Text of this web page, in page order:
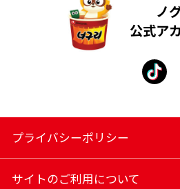
ノ
公式ア
プライバシーポリシー
サイトのご利用について